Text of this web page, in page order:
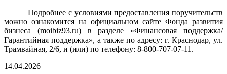
Подробнее с условиями предоставления поручительств
можно ознакомится на официальном сайте Фонда развития
бизнеса (moibiz93.ru) в разделе «Финансовая поддержка/
Гарантийная поддержка», а также по адресу: г. Краснодар, ул.
Трамвайная, 2/6, и (или) по телефону: 8-800-707-07-11.
14.04.2026